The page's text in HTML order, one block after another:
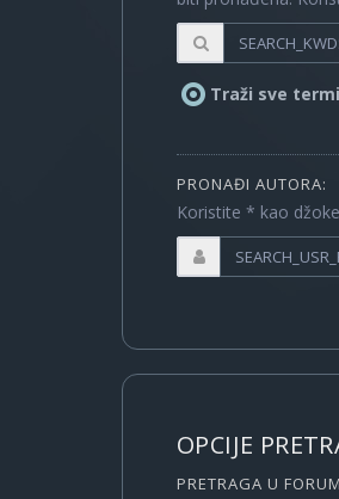
Traži sve
PRONAĐI AUTORA:
Koristite * kao
OPCIJE
PRETRAGA U